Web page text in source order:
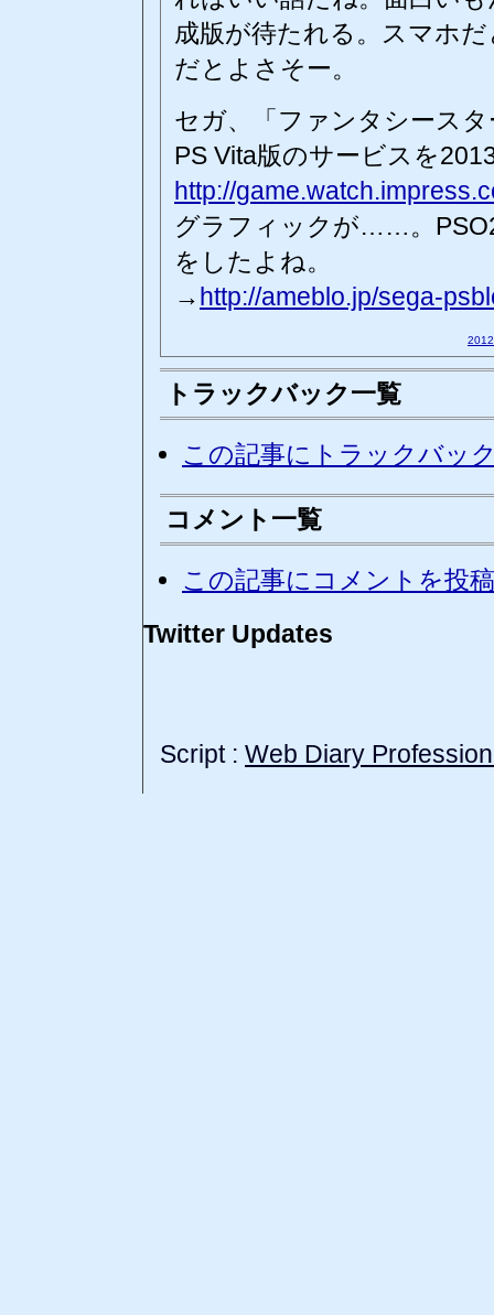
成版が待たれる。スマホ
だとよさそー。
セガ、「ファンタシース
PS Vita版のサービスを
http://
グラフィックが……。
をしたよね。
→http://ameblo.jp/sega-
トラックバック一覧
この記事にトラックバッ
コメント一覧
この記事にコメントを投
Twitter Updates
Script : Web Diary